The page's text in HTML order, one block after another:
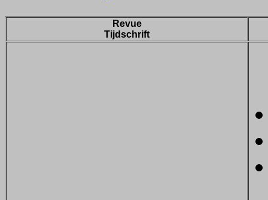
Revue
Tijdschrift